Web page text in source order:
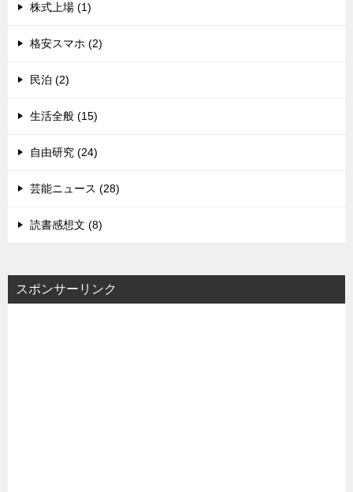
株式上場 (1)
格安スマホ (2)
民泊 (2)
生活全般 (15)
自由研究 (24)
芸能ニュース (28)
読書感想文 (8)
スポンサーリンク